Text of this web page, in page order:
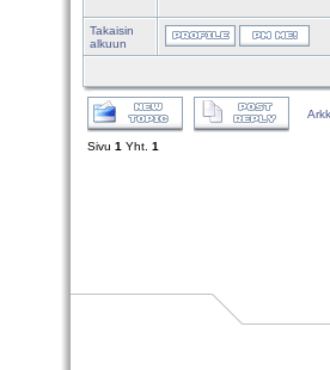
Takaisin
alkuun
Sivu 1 Yht. 1